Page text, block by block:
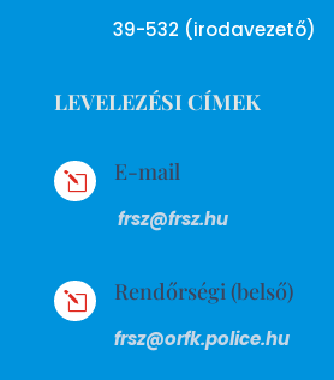
39-532 (irodavezető)
LEVELEZÉSI CÍMEK
l E-mail
frsz@frsz.hu
l Rendőrségi (belső)
frsz@orfk.police.hu